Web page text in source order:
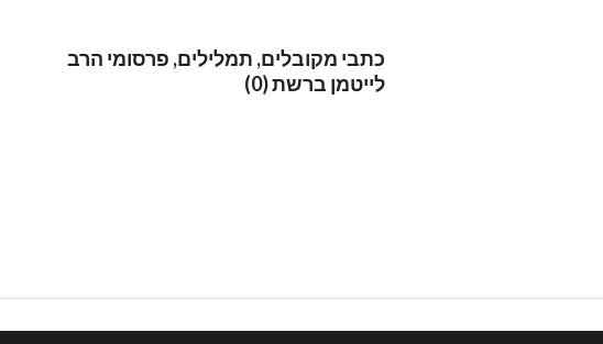
כתבי מקובלים, תמלילים, פרסומי הרב
לייטמן ברשת (0)